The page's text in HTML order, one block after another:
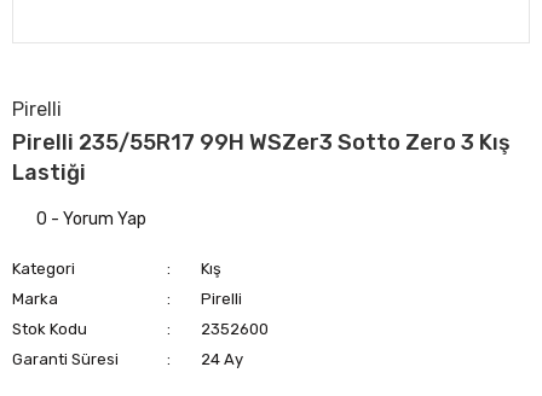
Pirelli
Pirelli 235/55R17 99H WSZer3 Sotto Zero 3 Kış
Lastiği
0 - Yorum Yap
Kategori
Kış
Marka
Pirelli
Stok Kodu
2352600
Garanti Süresi
24 Ay